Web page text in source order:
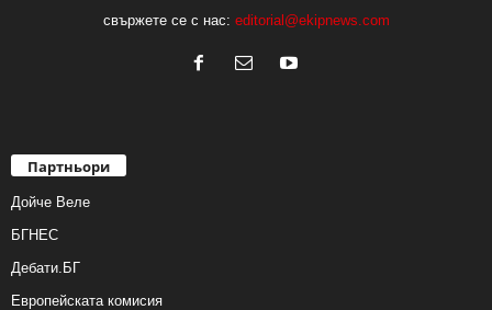
свържете се с нас: editorial@ekipnews.com
Партньори
Дойче Веле
БГНЕС
Дебати.БГ
Европейската комисия